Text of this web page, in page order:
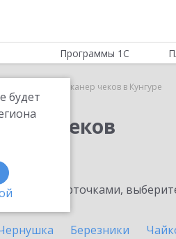
будет
Программы 1С
1С:Сканер чеков в Кунгуре
чеков
карточками,
Березники